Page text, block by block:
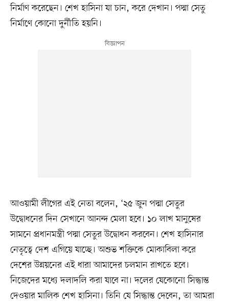
নির্মাণ করেছেন। শেখ হাসিনা যা চান, করে দেখান। পদ্মা সেতু
নির্মাণে কোনো দুর্নীতি হয়নি।
আওয়ামী লীগের এই নেতা বলেন, ‘২৫ জুন পদ্মা সেতুর
উদ্বোধনের দিন সেখানে আনন্দ মেলা হবে। ১০ লাখ মানুষের
সামনে প্রধানমন্ত্রী পদ্মা সেতুর উদ্বোধন করবেন। শেখ হাসিনার
নেতৃত্বে দেশ এগিয়ে যাচ্ছে। অশুভ শক্তিকে মোকাবিলা করে
দেশের উন্নয়নের এই ধারা আমাদের চলমান রাখতে হবে।
নিজেদের মধ্যে দলাদলি করা যাবে না। দলের যেকোনো সিদ্ধান্ত
দেওয়ার মালিক শেখ হাসিনা। তিনি যে সিদ্ধান্ত দেবেন, তা আমরা